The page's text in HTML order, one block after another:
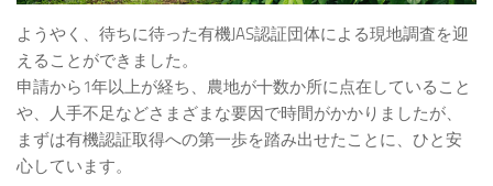
ようやく、待ちに待った有機JAS認証団体による現地調査を迎
えることができました。
申請から1年以上が経ち、農地が十数か所に点在していること
や、人手不足などさまざまな要因で時間がかかりましたが、
まずは有機認証取得への第一歩を踏み出せたことに、ひと安
心しています。